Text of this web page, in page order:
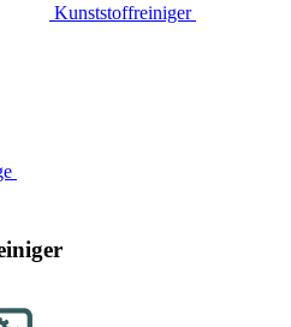
Kunststoffreiniger